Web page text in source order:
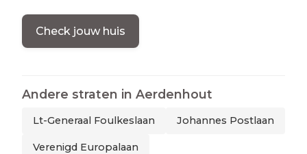
Check jouw huis
Andere straten in Aerdenhout
Lt-Generaal Foulkeslaan Johannes Postlaan
Verenigd Europalaan